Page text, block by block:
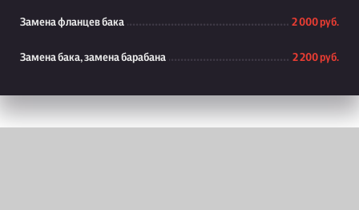
Замена фланцев бака 2 000 руб.
Замена бака, замена барабана 2 200 руб.